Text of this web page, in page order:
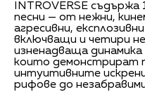
INTROVERSE
песни — от нежни,
агресивни,
включващи и четири
изненадваща динамика
които демонстрират
интуитивните
рифове до